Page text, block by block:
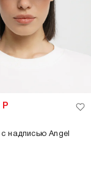
Р
надписью Angel